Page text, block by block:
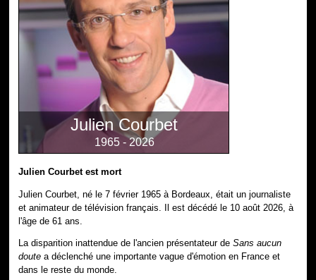
Julien Courbet
1965 - 2026
Julien Courbet est mort
Julien Courbet, né le 7 février 1965 à Bordeaux, était un journaliste
et animateur de télévision français. Il est décédé le 10 août 2026, à
l'âge de 61 ans.
La disparition inattendue de l'ancien présentateur deSans aucun
doute a déclenché une importante vague d'émotion en France et
dans le reste du monde.